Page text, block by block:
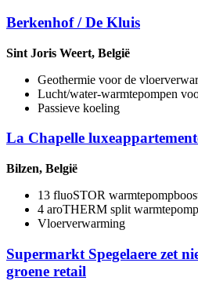
Berkenhof / De Kluis
Sint Joris Weert, België
Geothermie voor de
Lucht/water-warmtepompen
Passieve koeling
La Chapelle
Bilzen, België
13 fluoSTOR
4 aroTHERM split
Vloerverwarming
Supermarkt Spegelaere zet
groene retail